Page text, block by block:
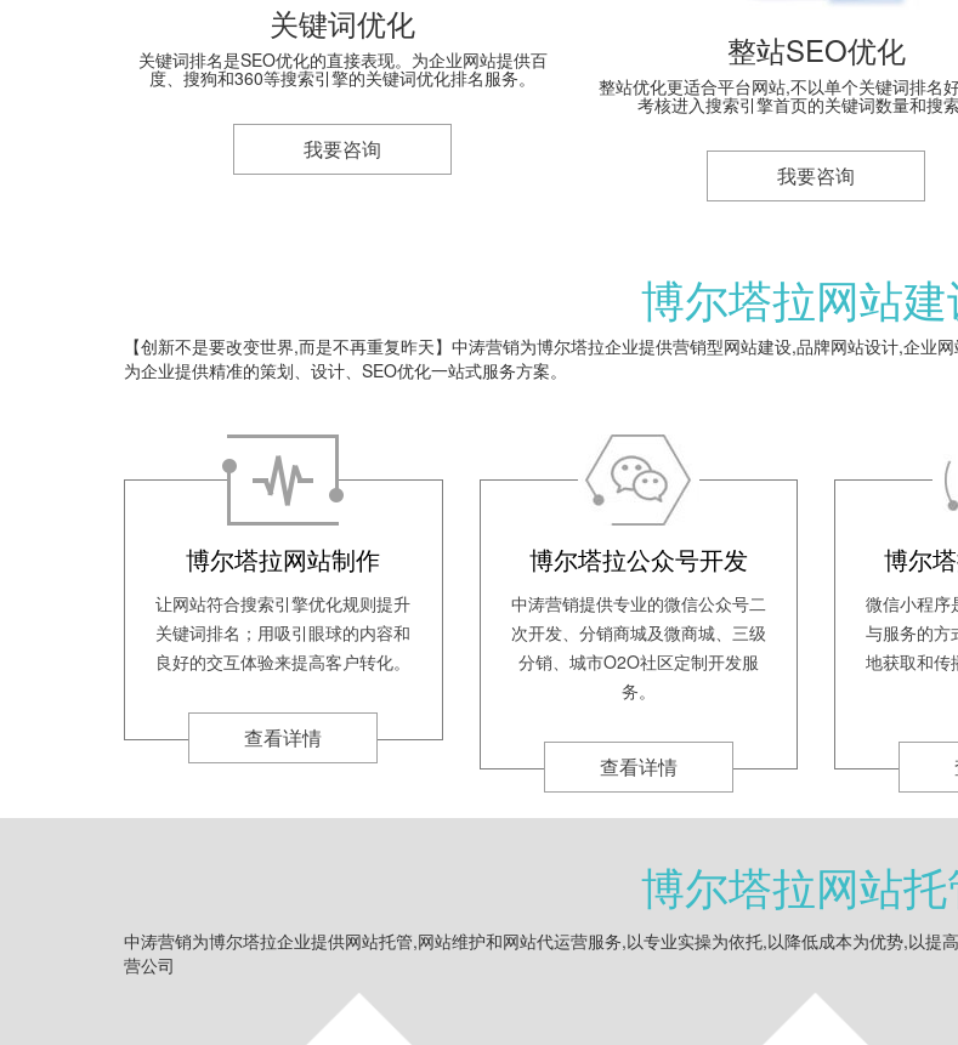
关键词优化
关键词排名是SEO优化的直接表现。为企业网站提供百
度、搜狗和360等搜索引擎的关键词优化排名服务。
我要咨询
整站SEO优化
整站优化更适合平台网站,不以单个关键词排名
考核进入搜索引擎首页的关键词数量和搜
我要咨询
博尔塔拉网站建
【创新不是要改变世界,而是不再重复昨天】中涛营销为博尔塔拉企业提供营销型网站建设,品牌网站设计,企
为企业提供精准的策划、设计、SEO优化一站式服务方案。
博尔塔拉网站制作
让网站符合搜索引擎优化规则提升
关键词排名；用吸引眼球的内容和
良好的交互体验来提高客户转化。
查看详情
博尔塔拉公众号开发
中涛营销提供专业的微信公众号二
次开发、分销商城及微商城、三级
分销、城市O2O社区定制开发服
务。
查看详情
博尔
微信小程序
与服务的方
地获取和传
博尔塔拉网站托
中涛营销为博尔塔拉企业提供网站托管,网站维护和网站代运营服务,以专业实操为依托,以降低成本为优势,以
营公司